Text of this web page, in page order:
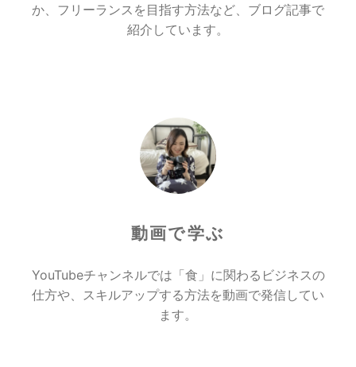
か、フリーランスを目指す方法など、ブログ記事で
紹介しています。
動画で学ぶ
YouTubeチャンネルでは「食」に関わるビジネスの
仕方や、スキルアップする方法を動画で発信してい
ます。